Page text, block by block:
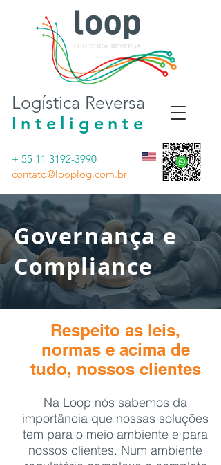
Logística Reversa
Inteligente
+ 55 11 3192-3990
contato@looplog.com.br
Governança e
Compliance
Respeito as leis,
normas e acima de
tudo, nossos clientes
Na Loop nós sabemos da
importância que nossas soluções
tem para o meio ambiente e para
nossos clientes. Num ambiente